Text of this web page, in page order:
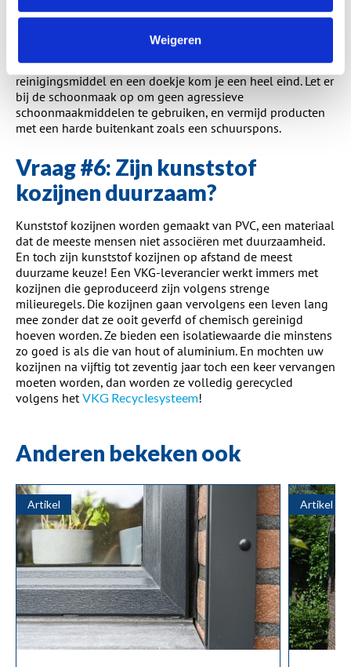
Weigeren
Kunststof kozijnen zijn onderhoudsarm, maar niet geheel
onderhoudsvrij. Het belangrijkste onderhoud aan de
kozijnen is de schoonmaak. Met een sopje, een
reinigingsmiddel en een doekje kom je een heel eind. Let er
bij de schoonmaak op om geen agressieve
schoonmaakmiddelen te gebruiken, en vermijd producten
met een harde buitenkant zoals een schuurspons.
Vraag #6: Zijn kunststof
kozijnen duurzaam?
Kunststof kozijnen worden gemaakt van PVC, een materiaal
dat de meeste mensen niet associëren met duurzaamheid.
En toch zijn kunststof kozijnen op afstand de meest
duurzame keuze! Een VKG-leverancier werkt immers met
kozijnen die geproduceerd zijn volgens strenge
milieuregels. Die kozijnen gaan vervolgens een leven lang
mee zonder dat ze ooit geverfd of chemisch gereinigd
hoeven worden. Ze bieden een isolatiewaarde die minstens
zo goed is als die van hout of aluminium. En mochten uw
kozijnen na vijftig tot zeventig jaar toch een keer vervangen
moeten worden, dan worden ze volledig gerecycled
volgens hetVKG Recyclesysteem!
Anderen bekeken ook
Artikel Artikel